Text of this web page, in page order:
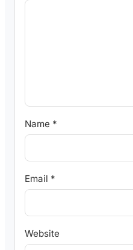
Name *
Email *
Website